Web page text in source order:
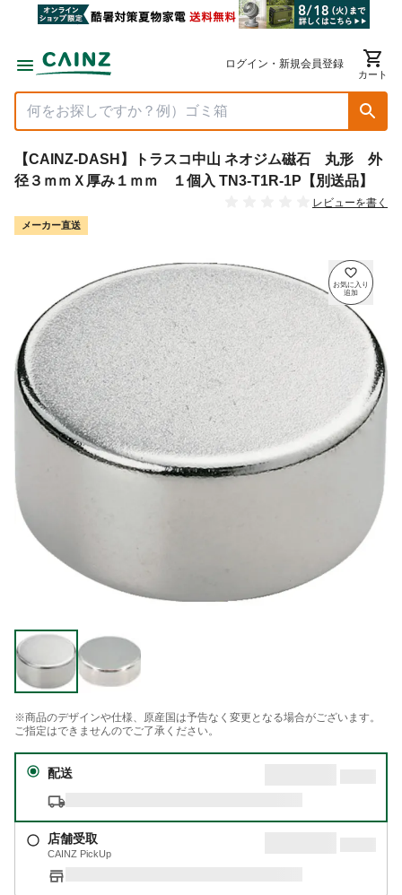
ログイン・新規会員登録
カート
【CAINZ-DASH】トラスコ中山 ネオジム磁石 丸形 外
径３ｍｍＸ厚み１ｍｍ １個入 TN3-T1R-1P【別送品】
レビューを書く
メーカー直送
※商品のデザインや仕様、原産国は予告なく変更となる場合がございます。
ご指定はできませんのでご了承ください。
配送
店舗受取
CAINZ PickUp